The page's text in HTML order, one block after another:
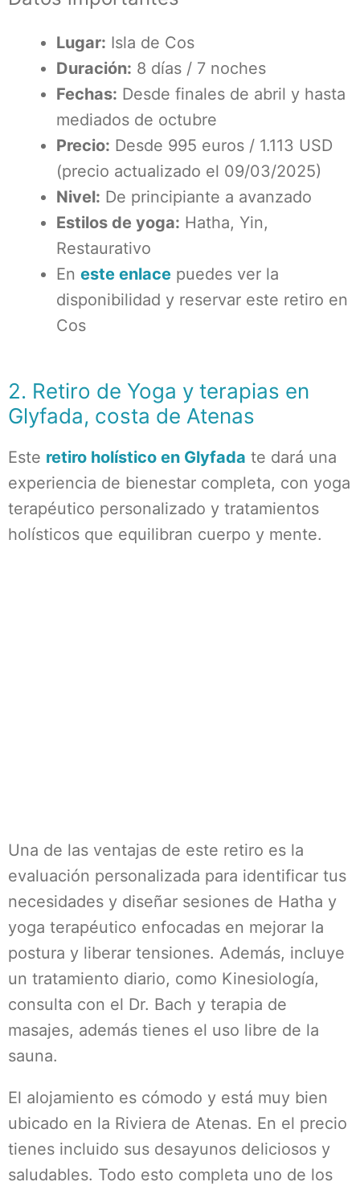
Lugar: Isla de Cos
Duración: 8 días / 7 noches
Fechas: Desde finales de abril y hasta
mediados de octubre
Precio: Desde 995 euros / 1.113 USD
(precio actualizado el 09/03/2025)
Nivel: De principiante a avanzado
Estilos de yoga: Hatha, Yin,
Restaurativo
En este enlace puedes ver la
disponibilidad y reservar este retiro en
Cos
2. Retiro de Yoga y terapias en
Glyfada, costa de Atenas
Este retiro holístico en Glyfada te dará una
experiencia de bienestar completa, con yoga
terapéutico personalizado y tratamientos
holísticos que equilibran cuerpo y mente.
Una de las ventajas de este retiro es la
evaluación personalizada para identificar tus
necesidades y diseñar sesiones de Hatha y
yoga terapéutico enfocadas en mejorar la
postura y liberar tensiones. Además, incluye
un tratamiento diario, como Kinesiología,
consulta con el Dr. Bach y terapia de
masajes, además tienes el uso libre de la
sauna.
El alojamiento es cómodo y está muy bien
ubicado en la Riviera de Atenas. En el precio
tienes incluido sus desayunos deliciosos y
saludables. Todo esto completa uno de los